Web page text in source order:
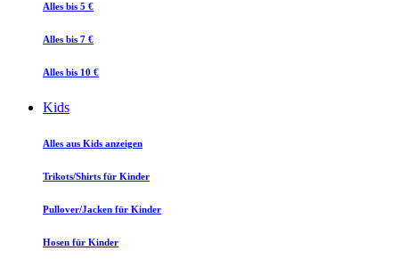
Alles bis 5 €
Alles bis 7 €
Alles bis 10 €
Kids
Alles aus Kids anzeigen
Trikots/Shirts für Kinder
Pullover/Jacken für Kinder
Hosen für Kinder